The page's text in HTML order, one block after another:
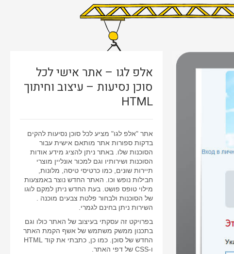
אלפ לגו – אתר אישי לכל
סוכן נסיעות – עיצוב וחיתוך
HTML
אתר "אלפ לגו" מציע לכל סוכן נסיעות להקים
בדקות ספורות אתר מותאם אישית עבור
הסוכנות שלו. באתר ניתן להציג מידע אודות
הסוכנות ושירותיו וגם למכור אונליין מוצרי
תיירות שונים, כמו כרטיסי טיסה, מלונות,
חבילות נופש וכו. האתר החדש נוצר באמצעות
מילוי טופס פושט. בעת החדש ניתן למקם לוגו
של הסוכנות ולבחור פלטת צבעים מוכנה .
השירות ניתן בחינם לגמרי.
בפרויקט זה עסקתי בעיצוב של האתר כולו וגם
בתכנון ממשק משתמש של אשף הקמת האתר
החדש של סוכן. כמו כן, כתבתי את קוד HTML
ו-CSS של דפי האתר.